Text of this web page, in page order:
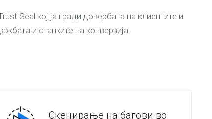
Seal кој ја гради довербата на клиентите и
и стапките на конверзија.
Скенирање на багови во